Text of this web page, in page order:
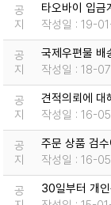
공
지
타오바이 입금
작성일 : 19-
공
지
국제우편물 배
작성일 : 18-
공
지
견적의뢰에 대
작성일 : 16-
공
지
주문 상품 검
작성일 : 16-
공
30일부터 개